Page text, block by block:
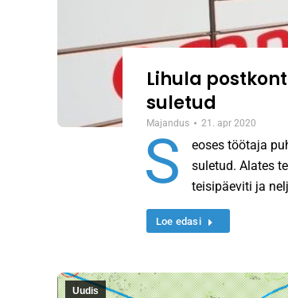
Lihula
suletud
Majandus 21. apr 2020
S
eoses töötaja
suletud. Alates
teisipäeviti ja
Loe edasi
Uudis